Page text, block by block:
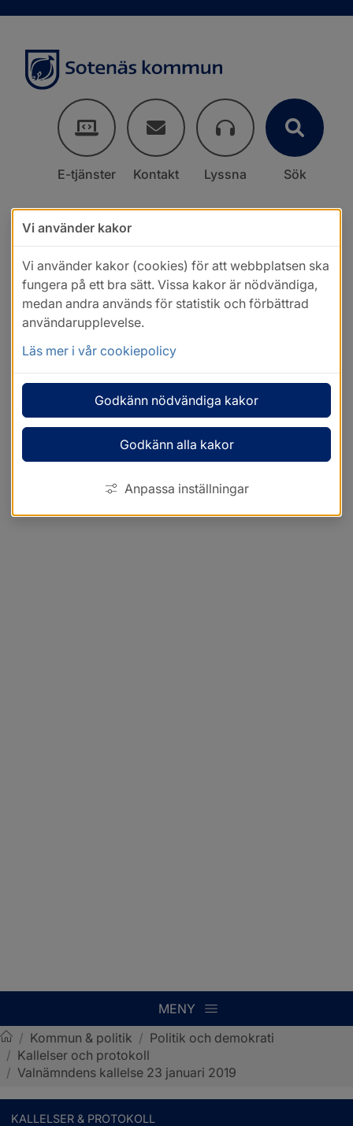
E-tjänster Kontakt Lyssna Sök
MENY
Sotenäs kommun
/ Kommun & politik / Politik och demokrati
/ Kallelser och protokoll
/ Valnämndens kallelse 23 januari 2019
KALLELSER & PROTOKOLL
Vi använder kakor
Vi använder kakor (cookies) för att webbplatsen ska
fungera på ett bra sätt. Vissa kakor är nödvändiga,
medan andra används för statistik och förbättrad
användarupplevelse.
Läs mer i vår cookiepolicy
Godkänn nödvändiga kakor
Godkänn alla kakor
Anpassa inställningar